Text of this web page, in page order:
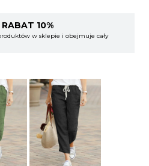
15%
w sklepie i obejmuje cały